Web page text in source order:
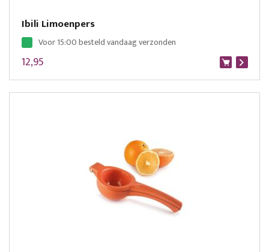
Ibili Limoenpers
Voor 15:00 besteld vandaag verzonden
12,95